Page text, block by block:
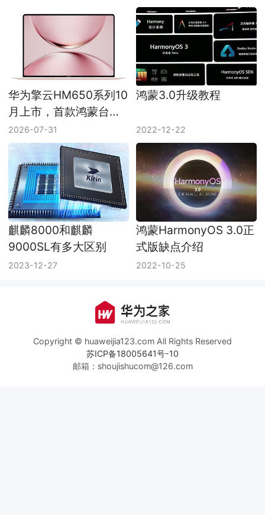
华为擎云HM650系列10
月上市，首款鸿蒙台式
机搭载麒麟X90
2026-07-31
鸿蒙3.0升级教程
2022-12-22
麒麟8000和麒麟
9000SL有多大区别
2023-12-27
鸿蒙HarmonyOS 3.0正
式版缺点介绍
2022-10-25
Copyright © huaweijia123.com All Rights Reserved
苏ICP备18005641号-10
邮箱：shoujishucom@126.com